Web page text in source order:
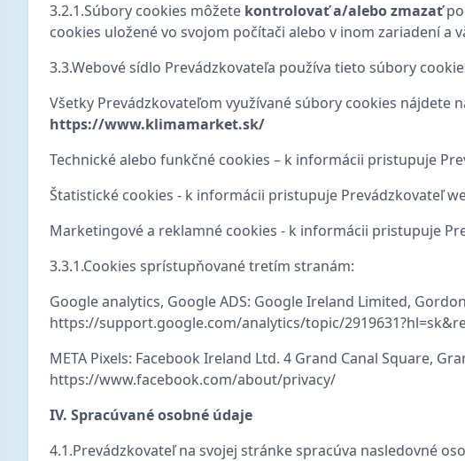
3.2.1.Súbory cookies môžete kontrolovať a/alebo zmazať
cookies uložené vo svojom počítači alebo v inom zariadení
3.3.Webové sídlo Prevádzkovateľa používa tieto súbory
Všetky Prevádzkovateľom využívané súbory cookies
https://www.klimamarket.sk/
Technické alebo funkčné cookies – k informácii pristupuje
Štatistické cookies - k informácii pristupuje Prevádzkovateľ
Marketingové a reklamné cookies - k informácii pristupuje
3.3.1.Cookies sprístupňované tretím stranám:
Google analytics, Google ADS: Google Ireland Limited,
https://support.google.com/analytics/topic/
META Pixels: Facebook Ireland Ltd. 4 Grand Canal Square,
https://www.facebook.com/about/privacy/
IV. Spracúvané osobné údaje
4.1.Prevádzkovateľ na svojej stránke spracúva nasledovné